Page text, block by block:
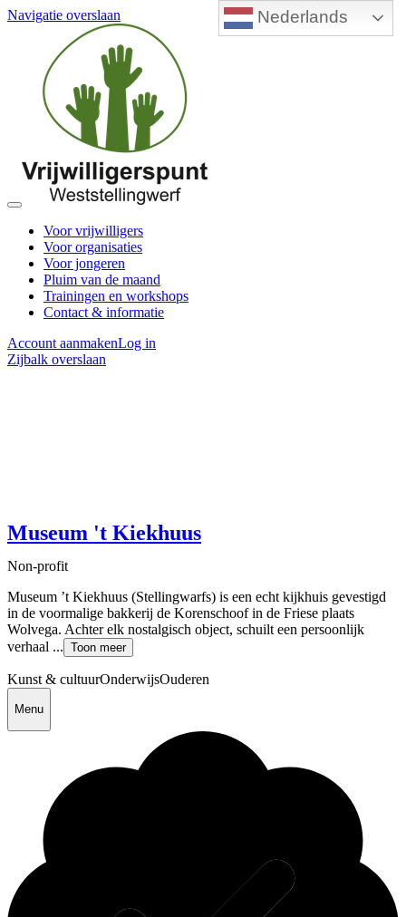
Nederlands
Navigatie overslaan
Voor vrijwilligers
Voor organisaties
Voor jongeren
Pluim van de maand
Trainingen en workshops
Contact & informatie
Account aanmakenLog in
Zijbalk overslaan
Museum 't Kiekhuus
Non-profit
Museum ’t Kiekhuus (Stellingwarfs) is een echt kijkhuis gevestigd
in de voormalige bakkerij de Korenschoof in de Friese plaats
Wolvega. Achter elk nostalgisch object, schuilt een persoonlijk
verhaal ... Toon meer
Kunst & cultuurOnderwijsOuderen
Menu